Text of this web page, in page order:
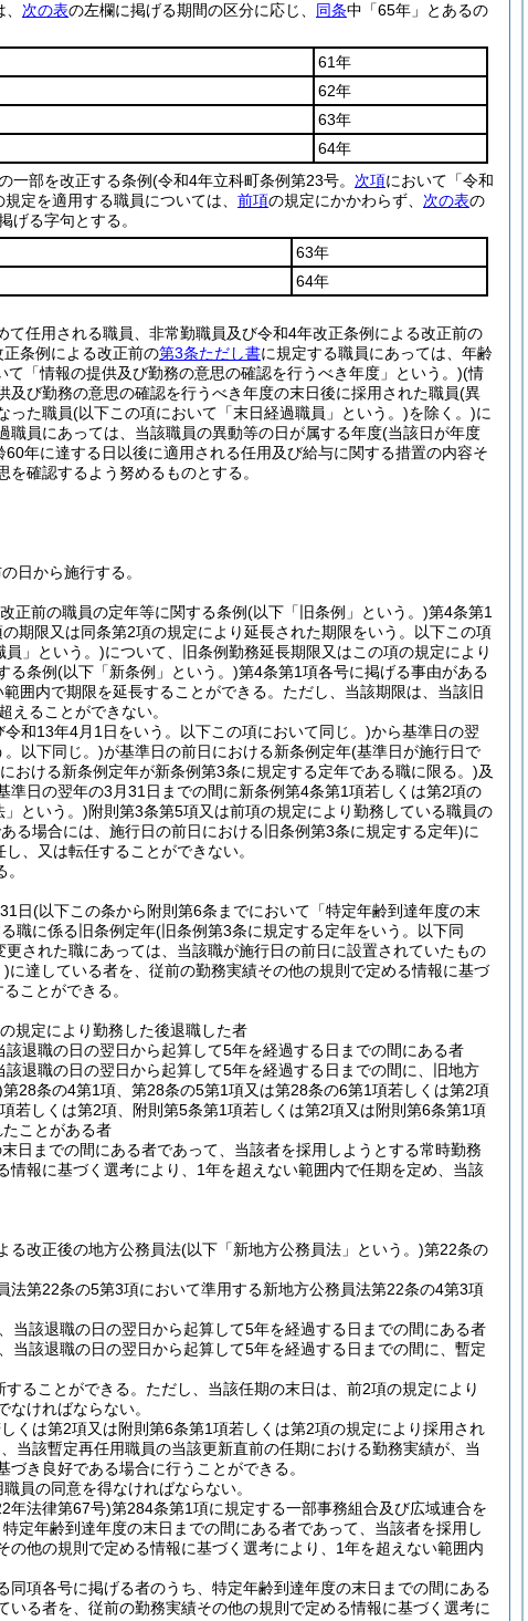
次の表の左欄に掲げる期間の区分に応じ、 同条中「65年」とあるの
61年
62年
63年
64年
一部を改正する条例(令和4年立科町条例第23号。 次項において「令和
規定を適用する職員については、 前項の規定にかかわらず、 次の表の
げる字句とする。
63年
64年
任用される職員、非常勤職員及び令和4年改正条例による改正前の
条例による改正前の第3条ただし書に規定する職員にあっては、年齢
て「情報の提供及び勤務の意思の確認を行うべき年度」という。)(情
び勤務の意思の確認を行うべき年度の末日後に採用された職員(異
った職員(以下この項において「末日経過職員」という。)を除く。)に
員にあっては、当該職員の異動等の日が属する年度(当該日が年度
年に達する日以後に適用される任用及び給与に関する措置の内容そ
確認するよう努めるものとする。
日から施行する。
正前の職員の定年等に関する条例(以下「旧条例」という。)第4条第1
期限又は同条第2項の規定により延長された期限をいう。以下この項
員」という。)について、旧条例勤務延長期限又はこの項の規定により
る条例(以下「新条例」という。)第4条第1項各号に掲げる事由がある
囲内で期限を延長することができる。 ただし、当該期限は、当該旧
ることができない。
和13年4月1日をいう。以下この項において同じ。)から基準日の翌
以下同じ。)が基準日の前日における新条例定年(基準日が施行日で
おける新条例定年が新条例第3条に規定する定年である職に限る。)及
日の翌年の3月31日までの間に新条例第4条第1項若しくは第2項の
」という。)附則第3条第5項又は前項の規定により勤務している職員の
る場合には、施行日の前日における旧条例第3条に規定する定年)に
、又は転任することができない。
日(以下この条から附則第6条までにおいて「特定年齢到達年度の末
職に係る旧条例定年(旧条例第3条に規定する定年をいう。以下同
された職にあっては、当該職が施行日の前日に設置されていたもの
)に達している者を、従前の勤務実績その他の規則で定める情報に基づ
ことができる。
規定により勤務した後退職した者
該退職の日の翌日から起算して5年を経過する日までの間にある者
該退職の日の翌日から起算して5年を経過する日までの間に、旧地方
第28条の4第1項、第28条の5第1項又は第28条の6第1項若しくは第2項
若しくは第2項、附則第5条第1項若しくは第2項又は附則第6条第1項
たことがある者
日までの間にある者であって、当該者を採用しようとする常時勤務
報に基づく選考により、1年を超えない範囲内で任期を定め、当該
る改正後の地方公務員法(以下「新地方公務員法」という。)第22条の
第22条の5第3項において準用する新地方公務員法第22条の4第3項
当該退職の日の翌日から起算して5年を経過する日までの間にある者
当該退職の日の翌日から起算して5年を経過する日までの間に、暫定
ることができる。 ただし、当該任期の末日は、前2項の規定により
ければならない。
くは第2項又は附則第6条第1項若しくは第2項の規定により採用され
当該暫定再任用職員の当該更新直前の任期における勤務実績が、当
き良好である場合に行うことができる。
員の同意を得なければならない。
年法律第67号)第284条第1項に規定する一部事務組合及び広域連合を
定年齢到達年度の末日までの間にある者であって、当該者を採用し
他の規則で定める情報に基づく選考により、1年を超えない範囲内
項各号に掲げる者のうち、特定年齢到達年度の末日までの間にある
る者を、従前の勤務実績その他の規則で定める情報に基づく選考に